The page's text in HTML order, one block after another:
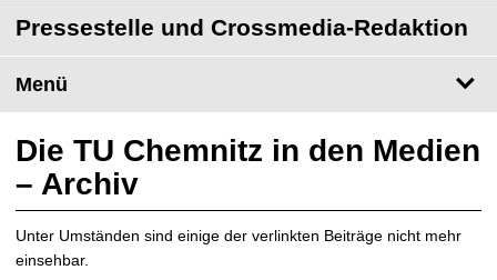
m
H
i
e
a
u
f
r
u
f
e
Pressestelle und Crossmedia-Redaktion
Menü
Die TU Chemnitz in den Medien
– Archiv
Unter Umständen sind einige der verlinkten Beiträge nicht mehr
einsehbar.